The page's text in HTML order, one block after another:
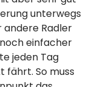
unterwegs
andere Radler
einfacher
jeden Tag
fährt. So muss